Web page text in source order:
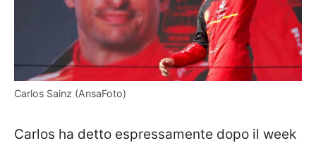
Carlos Sainz (AnsaFoto)
Carlos ha detto espressamente dopo il week